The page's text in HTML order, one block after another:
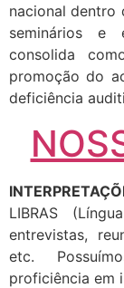
nacional dentro
seminários e
consolida
promoção do
deficiência
LIBRAS
entrevistas,
etc.
proficiência em